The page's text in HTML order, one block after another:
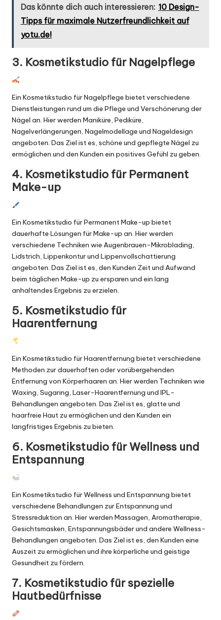
Das könnte dich auch interessieren: 10 Design-
Tipps für maximale Nutzerfreundlichkeit auf
yotu.de!
3. Kosmetikstudio für Nagelpflege
Ein Kosmetikstudio für Nagelpflege bietet verschiedene
Dienstleistungen rund um die Pflege und Verschönerung der
Nägel an. Hier werden Maniküre, Pediküre,
Nagelverlängerungen, Nagelmodellage und Nageldesign
angeboten. Das Ziel ist es, schöne und gepflegte Nägel zu
ermöglichen und den Kunden ein positives Gefühl zu geben.
4. Kosmetikstudio für Permanent
Make-up
Ein Kosmetikstudio für Permanent Make-up bietet
dauerhafte Lösungen für Make-up an. Hier werden
verschiedene Techniken wie Augenbrauen-Mikroblading,
Lidstrich, Lippenkontur und Lippenvollschattierung
angeboten. Das Ziel ist es, den Kunden Zeit und Aufwand
beim täglichen Make-up zu ersparen und ein lang
anhaltendes Ergebnis zu erzielen.
5. Kosmetikstudio für
Haarentfernung
Ein Kosmetikstudio für Haarentfernung bietet verschiedene
Methoden zur dauerhaften oder vorübergehenden
Entfernung von Körperhaaren an. Hier werden Techniken wie
Waxing, Sugaring, Laser-Haarentfernung und IPL-
Behandlungen angeboten. Das Ziel ist es, glatte und
haarfreie Haut zu ermöglichen und den Kunden ein
langfristiges Ergebnis zu bieten.
6. Kosmetikstudio für Wellness und
Entspannung
Ein Kosmetikstudio für Wellness und Entspannung bietet
verschiedene Behandlungen zur Entspannung und
Stressreduktion an. Hier werden Massagen, Aromatherapie,
Gesichtsmasken, Entspannungsbäder und andere Wellness-
Behandlungen angeboten. Das Ziel ist es, den Kunden eine
Auszeit zu ermöglichen und ihre körperliche und geistige
Gesundheit zu fördern.
7. Kosmetikstudio für spezielle
Hautbedürfnisse